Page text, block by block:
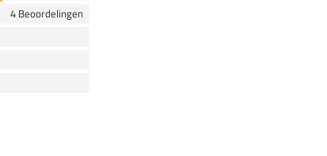
4 Beoordelingen